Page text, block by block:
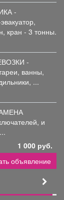
-
кран - 3 тонны.
-
ванны,
...
и
1 000 руб.
объявление